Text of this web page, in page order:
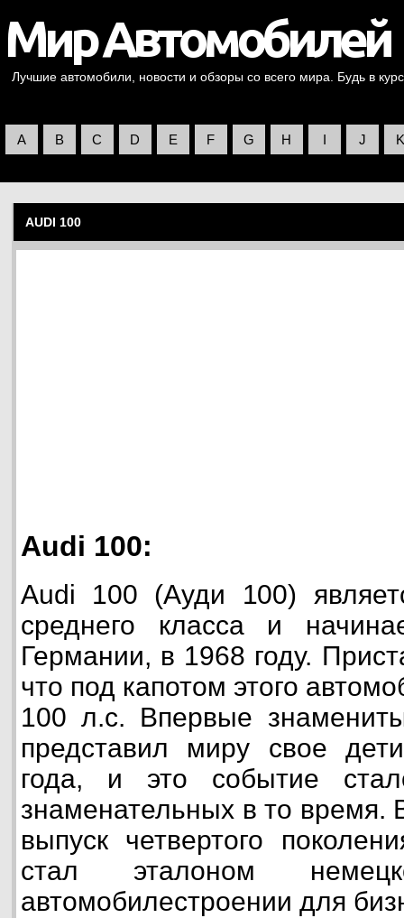
Лучшие автомобили, новости и обзоры со всего мира. Будь в
A B C D E F G H I J K
AUDI 100
Audi 100:
Audi 100 (Ауди 100)
среднего класса и
Германии, в 1968 году.
что под капотом этого
100 л.с. Впервые
представил миру свое
года, и это событие
знаменательных в то время.
выпуск четвертого
стал эталоном
автомобилестроении для